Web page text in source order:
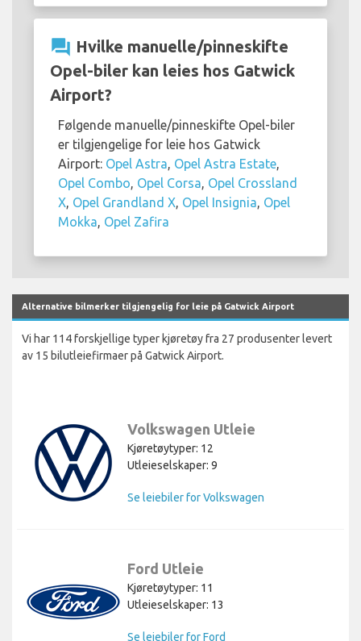
question_answer Hvilke manuelle/pinneskifte
Opel-biler kan leies hos Gatwick
Airport?
Følgende manuelle/pinneskifte Opel-biler
er tilgjengelige for leie hos Gatwick
Airport: Opel Astra Opel Astra Estate
Opel Combo Opel Corsa Opel Crossland
X Opel Grandland X Opel Insignia Opel
Mokka Opel Zafira
Alternative bilmerker tilgjengelig for leie på Gatwick Airport
Vi har 114 forskjellige typer kjøretøy fra 27 produsenter levert
av 15 bilutleiefirmaer på Gatwick Airport.
Volkswagen Utleie
Kjøretøytyper: 12
Utleieselskaper: 9
Se leiebiler for Volkswagen
Ford Utleie
Kjøretøytyper: 11
Utleieselskaper: 13
Se leiebiler for Ford